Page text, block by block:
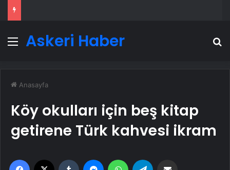
Menü
Askeri Haber
Anasayfa
Köy okulları için beş kitap
getirene Türk kahvesi ikram
Facebook Tumblr MessengerWhatsApp